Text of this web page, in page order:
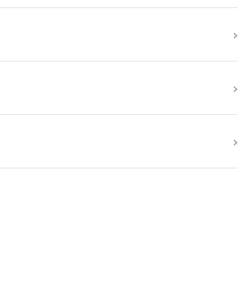
›
›
›